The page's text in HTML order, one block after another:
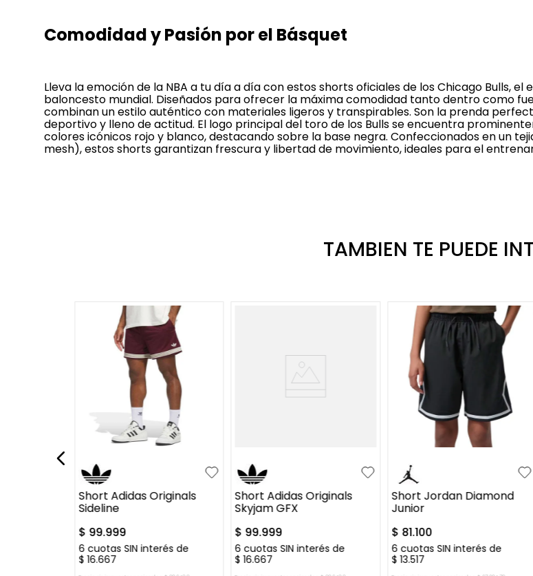
Comodidad y Pasión por el Básquet
Lleva la emoción de la NBA a tu día a día con estos shorts oficiales de los Chicago Bulls, el
baloncesto mundial. Diseñados para ofrecer la máxima comodidad tanto dentro como
combinan un estilo auténtico con materiales ligeros y transpirables. Son la prenda
deportivo y lleno de actitud. El logo principal del toro de los Bulls se encuentra
colores icónicos rojo y blanco, destacando sobre la base negra. Confeccionados en un
mesh), estos shorts garantizan frescura y libertad de movimiento, ideales para el
TAMBIEN TE PUEDE
L
M XL
Short Adidas Originals
Sideline
$ 99.999
6cuotas SIN interés de
$ 16.667
Short Adidas Originals
Skyjam GFX
$ 99.999
6 cuotas SIN interés de
$ 16.667
L
Short Jordan Diamond
Junior
$ 81.100
6 cuotas SIN interés de
$ 13.517